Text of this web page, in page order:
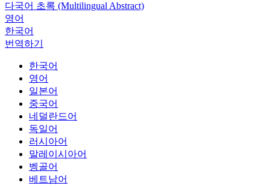
다국어 초록 (Multilingual Abstract)
영어
한국어
번역하기
한국어
영어
일본어
중국어
네덜란드어
독일어
러시아어
말레이시아어
벵골어
베트남어